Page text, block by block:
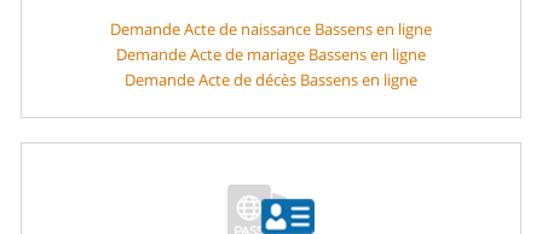
Demande Acte de naissance Bassens en ligne
Demande Acte de mariage Bassens en ligne
Demande Acte de décès Bassens en ligne